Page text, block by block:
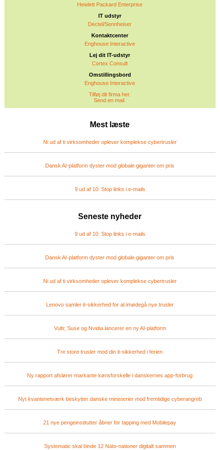
Hewlett Packard Enterprise
IT udstyr
Dectel/Sennheiser
Kontaktcenter
Enghouse Interactive
Lej dit IT-udstyr
Cortex Consult
Omstillingsbord
Enghouse Interactive
Tilføj dit firma her.
Send en mail.
Mest læste
Ni ud af ti virksomheder oplever komplekse cybertrusler
Dansk AI-platform dyster mod globale giganter om pris
9 ud af 10: Stop links i e-mails
Seneste nyheder
9 ud af 10: Stop links i e-mails
Dansk AI-platform dyster mod globale giganter om pris
Ni ud af ti virksomheder oplever komplekse cybertrusler
Lenovo samler it-sikkerhed for at imødegå nye trusler
Vultr, Suse og Nvidia lancerer en ny AI-platform
Tre store trusler mod din it-sikkerhed i ferien
Ny rapport afslører markante kønsforskelle i danskernes app-forbrug
Nyt kvantenetværk beskytter danske ministerier mod fremtidige cyberangreb
21 nye pengeinstitutter åbner for tapping med Mobilepay
Systematic skal binde 12 Nato-nationer digitalt sammen